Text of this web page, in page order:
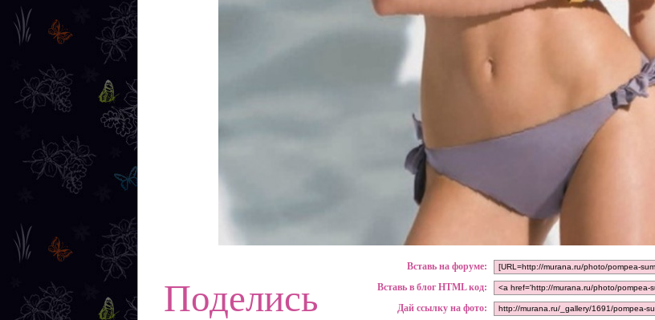
Поделись
Вставь на форуме:
Вставь в блог HTML код:
Дай ссылку на фото: